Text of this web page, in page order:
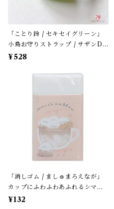
「ことり鈴 / セキセイグリーン」
小鳥お守りストラップ / サザンDS
クリエイト / 黄緑色のセキセイイ
月グッズ＊1個【大人気!】
¥528
「消しゴム / ましゅまろえなが」
カップにふわふわあふれるシマエ
ナガ / カフェオレ色 / クーリア
¥132